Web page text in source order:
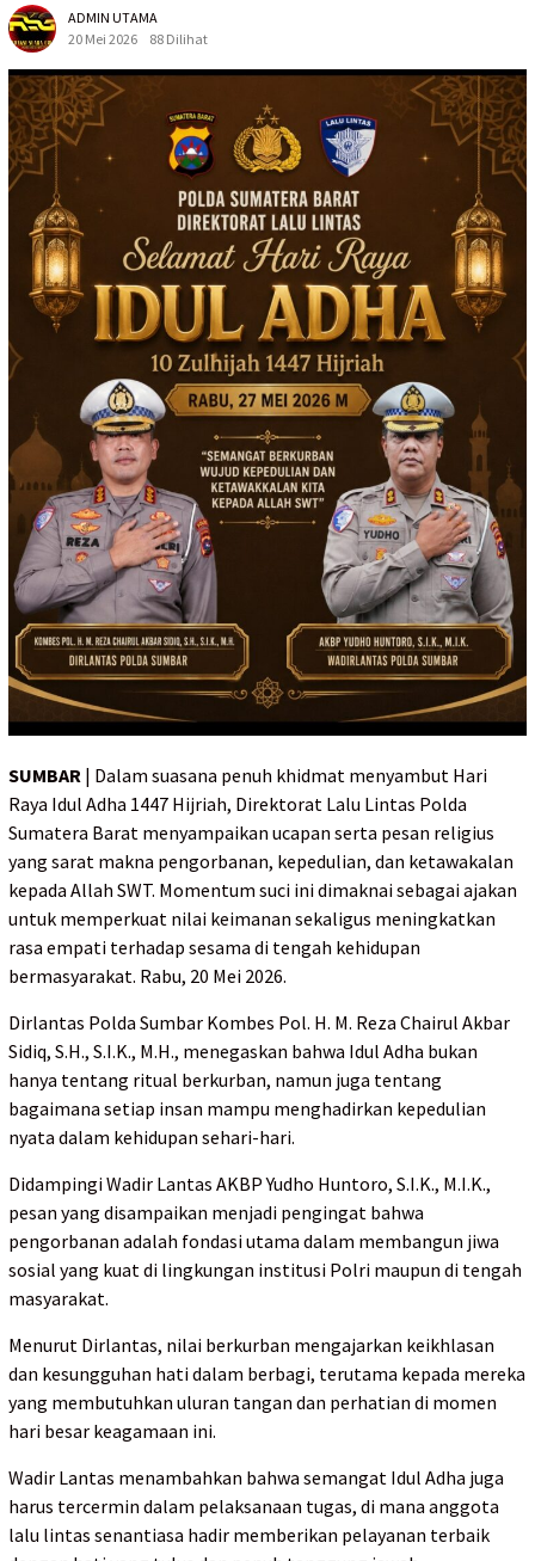
ADMIN UTAMA
20 Mei 2026
88 Dilihat
SUMBAR | Dalam suasana penuh khidmat menyambut Hari
Raya Idul Adha 1447 Hijriah, Direktorat Lalu Lintas Polda
Sumatera Barat menyampaikan ucapan serta pesan religius
yang sarat makna pengorbanan, kepedulian, dan ketawakalan
kepada Allah SWT. Momentum suci ini dimaknai sebagai ajakan
untuk memperkuat nilai keimanan sekaligus meningkatkan
rasa empati terhadap sesama di tengah kehidupan
bermasyarakat. Rabu, 20 Mei 2026.
Dirlantas Polda Sumbar Kombes Pol. H. M. Reza Chairul Akbar
Sidiq, S.H., S.I.K., M.H., menegaskan bahwa Idul Adha bukan
hanya tentang ritual berkurban, namun juga tentang
bagaimana setiap insan mampu menghadirkan kepedulian
nyata dalam kehidupan sehari-hari.
Didampingi Wadir Lantas AKBP Yudho Huntoro, S.I.K., M.I.K.,
pesan yang disampaikan menjadi pengingat bahwa
pengorbanan adalah fondasi utama dalam membangun jiwa
sosial yang kuat di lingkungan institusi Polri maupun di tengah
masyarakat.
Menurut Dirlantas, nilai berkurban mengajarkan keikhlasan
dan kesungguhan hati dalam berbagi, terutama kepada mereka
yang membutuhkan uluran tangan dan perhatian di momen
hari besar keagamaan ini.
Wadir Lantas menambahkan bahwa semangat Idul Adha juga
harus tercermin dalam pelaksanaan tugas, di mana anggota
lalu lintas senantiasa hadir memberikan pelayanan terbaik